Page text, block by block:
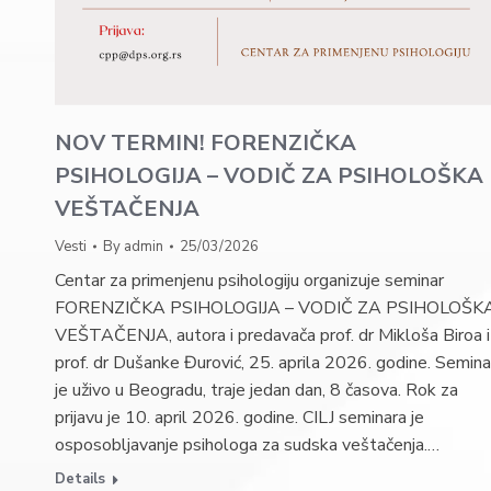
NOV TERMIN! FORENZIČKA
PSIHOLOGIJA – VODIČ ZA PSIHOLOŠKA
VEŠTAČENJA
Vesti By admin 25/03/2026
Centar za primenjenu psihologiju organizuje seminar
FORENZIČKA PSIHOLOGIJA – VODIČ ZA
VEŠTAČENJA, autora i predavača prof. dr Mikloša Biroa i
prof. dr Dušanke Đurović, 25. aprila 2026. godine.
je uživo u Beogradu, traje jedan dan, 8 časova. Rok za
prijavu je 10. april 2026. godine. CILJ seminara je
osposobljavanje psihologa za sudska veštačenja.…
Details